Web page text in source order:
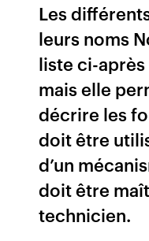
Les
leurs noms
liste ci-après
mais elle
décrire les
doit être
d’un
doit être
technicien.